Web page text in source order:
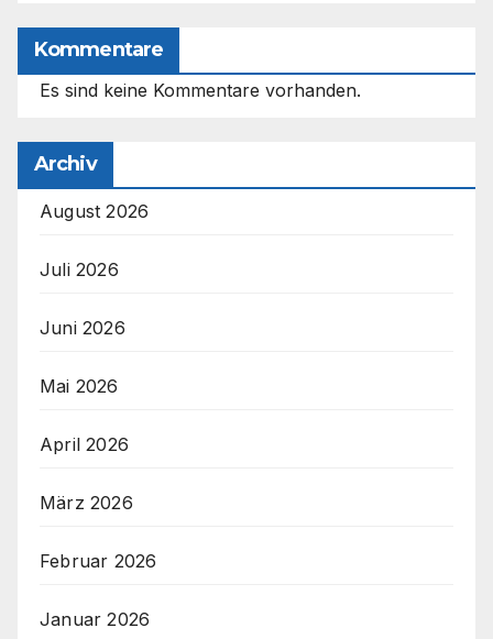
Kommentare
Es sind keine Kommentare vorhanden.
Archiv
August 2026
Juli 2026
Juni 2026
Mai 2026
April 2026
März 2026
Februar 2026
Januar 2026